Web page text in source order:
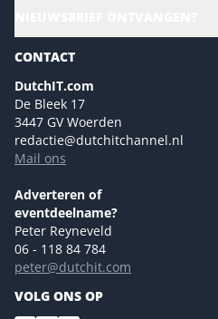
Magazines
Marketingmogelijkheden 2026
Eventmogelijkheden 2026
Advertising opportunities 2026 ENG
Event opportunities 2026 ENG
NL Digital
Versturen
CONTACT
DutchIT.com
De Bleek 17
3447 GV Woerden
redactie@dutchitchannel.nl
Mail ons
Adverteren of
eventdeelname?
Peter Reyneveld
06 - 118 84 784
peter@dutchit.com
VOLG ONS OP